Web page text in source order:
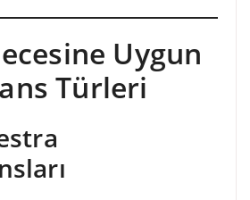
Uygun
Türleri